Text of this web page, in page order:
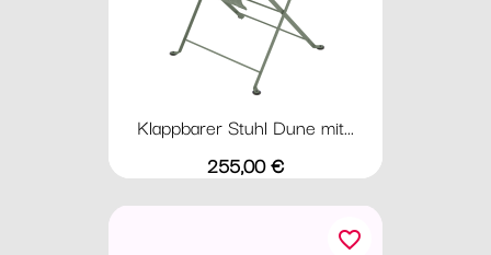
Klappbarer Stuhl Dune mit...
Preis
255,00 €
favorite_border